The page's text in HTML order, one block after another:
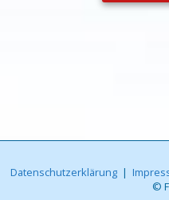
Datenschutzerklärung |
©